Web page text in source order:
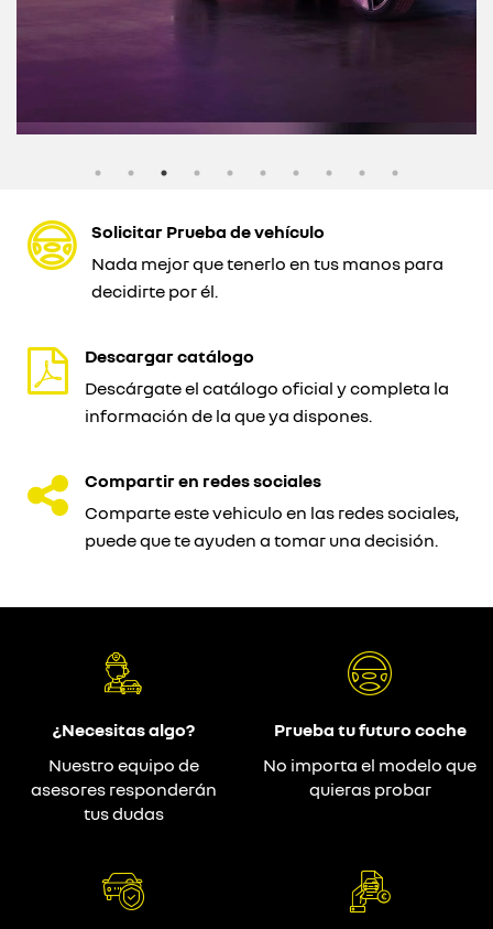
Solicitar Prueba de vehículo
Nada mejor que tenerlo en tus manos para
decidirte por él.
Descargar catálogo
Descárgate el catálogo oficial y completa la
información de la que ya dispones.
Compartir en redes sociales
Comparte este vehiculo en las redes sociales,
puede que te ayuden a tomar una decisión.
¿Necesitas algo?
Nuestro equipo de
asesores responderán
tus dudas
Prueba tu futuro coche
No importa el modelo que
quieras probar